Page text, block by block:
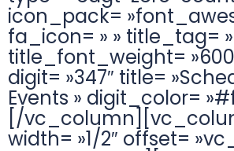
icon_pack=
fa_icon= » » title_tag=
title_font_weight=
digit= »347″ title=
Events » digit_color=
[/
width= »1/2″ offset=